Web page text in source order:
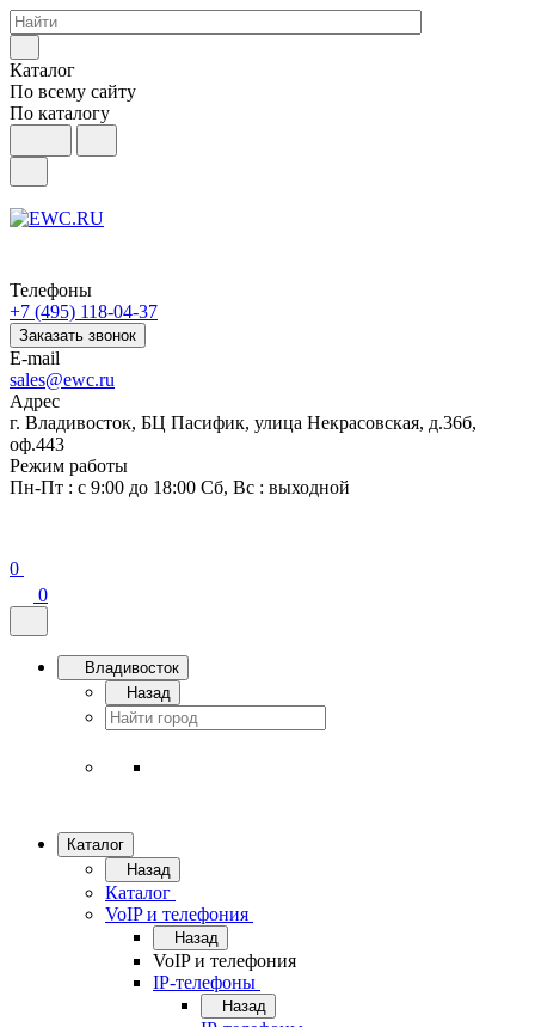
Каталог
По всему сайту
По каталогу
Телефоны
+7 (495) 118-04-37
Заказать звонок
E-mail
sales@ewc.ru
Адрес
г. Владивосток, БЦ Пасифик, улица Некрасовская, д.36б,
оф.443
Режим работы
Пн-Пт : с 9:00 до 18:00 Сб, Вс : выходной
0
0
Владивосток
Назад
Каталог
Назад
Каталог
VoIP и телефония
Назад
VoIP и телефония
IP-телефоны
Назад